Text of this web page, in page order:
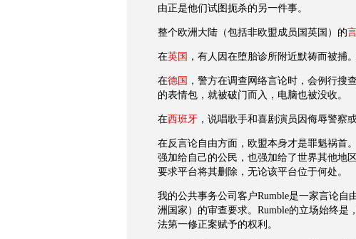
由正是他们试图扼杀的另一件事。
整个欧洲大陆（包括非欧盟成员国英国）的
在英国 ，有人因在堕胎诊所附近默祷而被捕
在德国 ，警方在调查网络言论时，会例行搜
的表情包，就被破门而入，电脑也被没收。
在西班牙，说唱歌手和喜剧演员因侮辱警察
在反言论自由方面，欧盟本身才是罪魁祸首
强加给自己的公民，也强加给了世界其他地
要求平台将其删除，无论该平台位于何处。
我的公共事务公司客户Rumble是一家言论自
洲国家）的审查要求。 Rumble的立场始终是
法第一修正案赋予的权利。